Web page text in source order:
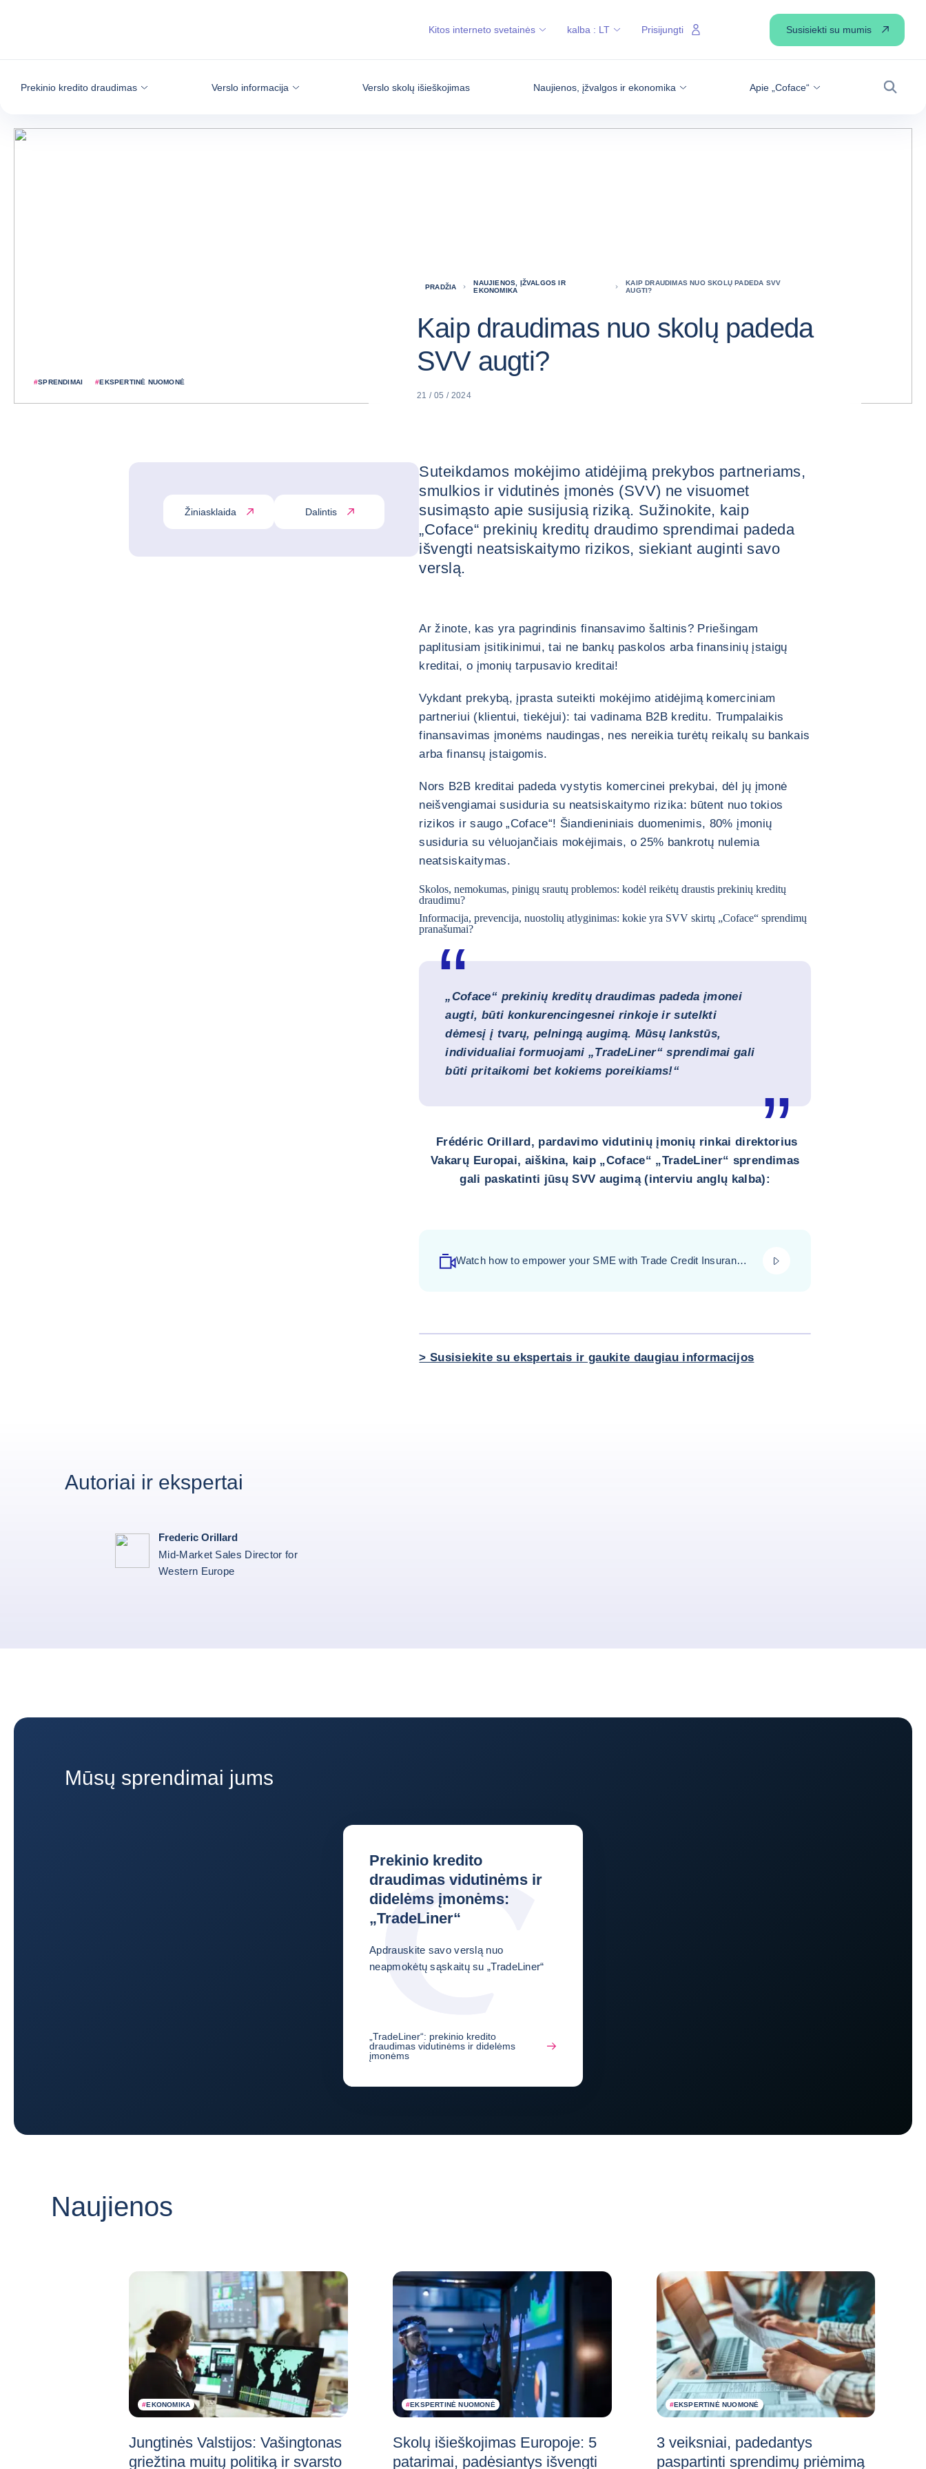
Prekinio kredito draudimas Verslo informacija Verslo skolų išieškojimas Naujienos, įžvalgos ir ekonomika Apie „Coface“
Paieška
Kitos interneto svetainės kalba : LT Prisijungti Susisiekti su mumis
#SPRENDIMAI #EKSPERTINĖ NUOMONĖ
PRADŽIA
NAUJIENOS, ĮŽVALGOS IR
EKONOMIKA
KAIP DRAUDIMAS NUO SKOLŲ PADEDA SVV
AUGTI?
Kaip draudimas nuo skolų padeda
SVV augti?
21 / 05 / 2024
Žiniasklaida Dalintis
Suteikdamos mokėjimo atidėjimą prekybos partneriams,
smulkios ir vidutinės įmonės (SVV) ne visuomet
susimąsto apie susijusią riziką. Sužinokite, kaip
„Coface“ prekinių kreditų draudimo sprendimai padeda
išvengti neatsiskaitymo rizikos, siekiant auginti savo
verslą.
Ar žinote, kas yra pagrindinis finansavimo šaltinis? Priešingam
paplitusiam įsitikinimui, tai ne bankų paskolos arba finansinių įstaigų
kreditai, o įmonių tarpusavio kreditai!
Vykdant prekybą, įprasta suteikti mokėjimo atidėjimą komerciniam
partneriui (klientui, tiekėjui): tai vadinama B2B kreditu. Trumpalaikis
finansavimas įmonėms naudingas, nes nereikia turėtų reikalų su bankais
arba finansų įstaigomis.
Nors B2B kreditai padeda vystytis komercinei prekybai, dėl jų įmonė
neišvengiamai susiduria su neatsiskaitymo rizika: būtent nuo tokios
rizikos ir saugo „Coface“! Šiandieniniais duomenimis, 80% įmonių
susiduria su vėluojančiais mokėjimais, o 25% bankrotų nulemia
neatsiskaitymas.
Skolos, nemokumas, pinigų srautų problemos: kodėl reikėtų draustis prekinių kreditų
draudimu?
Informacija, prevencija, nuostolių atlyginimas: kokie yra SVV skirtų „Coface“ sprendimų
pranašumai?
„Coface“ prekinių kreditų draudimas padeda įmonei
augti, būti konkurencingesnei rinkoje ir sutelkti
dėmesį į tvarų, pelningą augimą. Mūsų lankstūs,
individualiai formuojami „TradeLiner“ sprendimai gali
būti pritaikomi bet kokiems poreikiams!“
Frédéric Orillard, pardavimo vidutinių įmonių rinkai direktorius
Vakarų Europai, aiškina, kaip „Coface“ „TradeLiner“ sprendimas
gali paskatinti jūsų SVV augimą (interviu anglų kalba):
Watch how to empower your SME with Trade Credit Insurance
> Susisiekite su ekspertais ir gaukite daugiau informacijos
Autoriai ir ekspertai
Frederic Orillard
Mid-Market Sales Director for
Western Europe
Mūsų sprendimai jums
Prekinio kredito
draudimas vidutinėms ir
didelėms įmonėms:
„TradeLiner“
Apdrauskite savo verslą nuo
neapmokėtų sąskaitų su „TradeLiner“
„TradeLiner“: prekinio kredito
draudimas vidutinėms ir didelėms
įmonėms
Naujienos
#EKONOMIKA
Jungtinės Valstijos: Vašingtonas
griežtina muitų politiką ir svarsto
#EKSPERTINĖ NUOMONĖ
Skolų išieškojimas Europoje: 5
patarimai, padėsiantys išvengti
#EKSPERTINĖ NUOMONĖ
3 veiksniai, padedantys
paspartinti sprendimų priėmimą